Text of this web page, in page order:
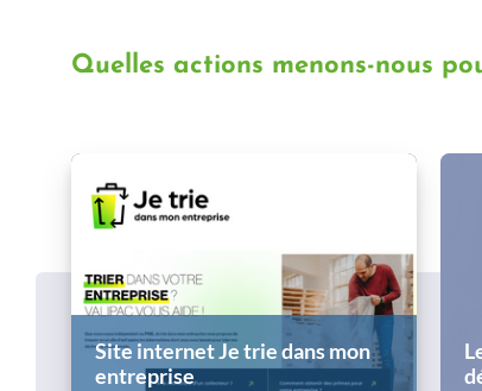
Quelles actions menons-nous
Site internet Je trie dans mon
entreprise